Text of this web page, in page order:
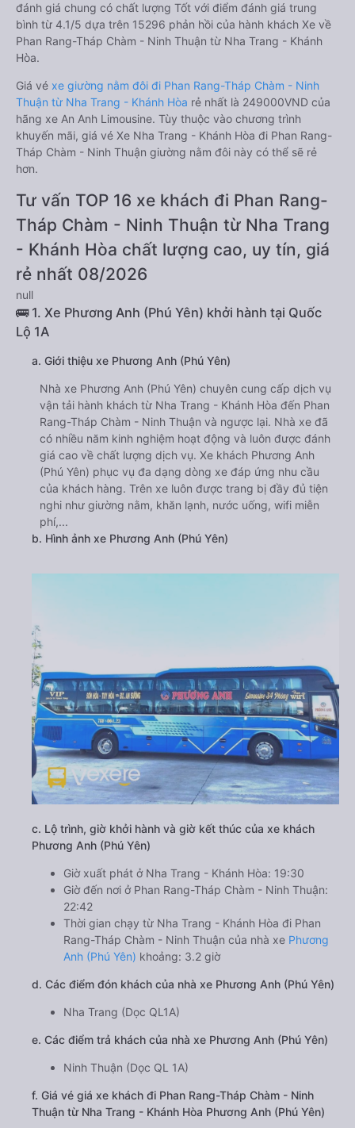
đánh giá chung có chất lượng Tốt với điểm đánh giá trung
bình từ 4.1/5 dựa trên 15296 phản hồi của hành khách Xe về
Phan Rang-Tháp Chàm - Ninh Thuận từ Nha Trang - Khánh
Hòa.
Giá vé xe giường nằm đôi đi Phan Rang-Tháp Chàm - Ninh
Thuận từ Nha Trang - Khánh Hòa rẻ nhất là 249000VND của
hãng xe An Anh Limousine. Tùy thuộc vào chương trình
khuyến mãi, giá vé Xe Nha Trang - Khánh Hòa đi Phan Rang-
Tháp Chàm - Ninh Thuận giường nằm đôi này có thể sẽ rẻ
hơn.
Tư vấn TOP 16 xe khách đi Phan Rang-
Tháp Chàm - Ninh Thuận từ Nha Trang
- Khánh Hòa chất lượng cao, uy tín, giá
rẻ nhất 08/2026
null
🚌 1. Xe Phương Anh (Phú Yên) khởi hành tại Quốc
Lộ 1A
a. Giới thiệu xe Phương Anh (Phú Yên)
Nhà xe Phương Anh (Phú Yên) chuyên cung cấp dịch vụ
vận tải hành khách từ Nha Trang - Khánh Hòa đến Phan
Rang-Tháp Chàm - Ninh Thuận và ngược lại. Nhà xe đã
có nhiều năm kinh nghiệm hoạt động và luôn được đánh
giá cao về chất lượng dịch vụ. Xe khách Phương Anh
(Phú Yên) phục vụ đa dạng dòng xe đáp ứng nhu cầu
của khách hàng. Trên xe luôn được trang bị đầy đủ tiện
nghi như giường nằm, khăn lạnh, nước uống, wifi miễn
phí,...
b. Hình ảnh xe Phương Anh (Phú Yên)
c. Lộ trình, giờ khởi hành và giờ kết thúc của xe khách
Phương Anh (Phú Yên)
Giờ xuất phát ở Nha Trang - Khánh Hòa: 19:30
Giờ đến nơi ở Phan Rang-Tháp Chàm - Ninh Thuận:
22:42
Thời gian chạy từ Nha Trang - Khánh Hòa đi Phan
Rang-Tháp Chàm - Ninh Thuận của nhà xe Phương
Anh (Phú Yên) khoảng: 3.2 giờ
d. Các điểm đón khách của nhà xe Phương Anh (Phú Yên)
Nha Trang (Dọc QL1A)
e. Các điểm trả khách của nhà xe Phương Anh (Phú Yên)
Ninh Thuận (Dọc QL 1A)
f. Giá vé giá xe khách đi Phan Rang-Tháp Chàm - Ninh
Thuận từ Nha Trang - Khánh Hòa Phương Anh (Phú Yên)